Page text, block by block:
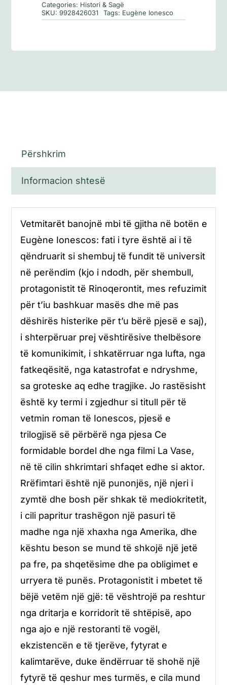
Categories: Histori & Sagë
SKU:9928426031 Tags: Eugène Ionesco
Përshkrim
Informacion shtesë
Vetmitarët banojnë mbi të gjitha në botën e
Eugène Ionescos: fati i tyre është ai i të
qëndruarit si shembuj të fundit të universit
në perëndim (kjo i ndodh, për shembull,
protagonistit të Rinoqerontit, mes refuzimit
për t’iu bashkuar masës dhe më pas
dëshirës histerike për t’u bërë pjesë e saj),
i shterpëruar prej vështirësive thelbësore
të komunikimit, i shkatërruar nga lufta, nga
fatkeqësitë, nga katastrofat e ndryshme,
sa groteske aq edhe tragjike. Jo rastësisht
është ky termi i zgjedhur si titull për të
vetmin roman të Ionescos, pjesë e
trilogjisë së përbërë nga pjesa Ce
formidable bordel dhe nga filmi La Vase,
në të cilin shkrimtari shfaqet edhe si aktor.
Rrëfimtari është një punonjës, një njeri i
zymtë dhe bosh për shkak të mediokritetit,
i cili papritur trashëgon një pasuri të
madhe nga një xhaxha nga Amerika, dhe
kështu beson se mund të shkojë një jetë
pa fre, pa shqetësime dhe pa obligimet e
urryera të punës. Protagonistit i mbetet të
bëjë vetëm një gjë: të vështrojë pa reshtur
nga dritarja e korridorit të shtëpisë, apo
nga ajo e një restoranti të vogël,
ekzistencën e të tjerëve, fytyrat e
kalimtarëve, duke ëndërruar të shohë një
fytyrë të qeshur mes turmës, e cila mund